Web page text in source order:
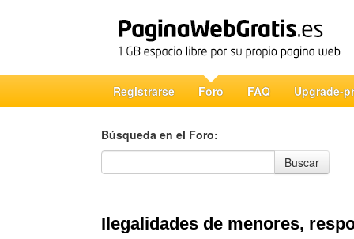
Registrarse Foro FAQ Upgrade-
Búsqueda en el Foro:
Búsqueda en el Foro
Buscar
Ilegalidades de menores,